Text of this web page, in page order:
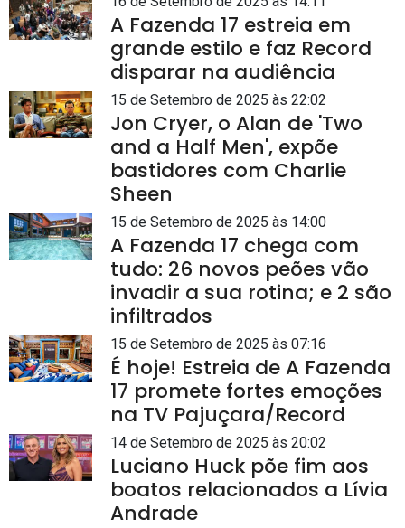
A Fazenda 17 estreia em
grande estilo e faz Record
disparar na audiência
15 de Setembro de 2025 às 22:02
Jon Cryer, o Alan de 'Two
and a Half Men', expõe
bastidores com Charlie
Sheen
15 de Setembro de 2025 às 14:00
A Fazenda 17 chega com
tudo: 26 novos peões vão
invadir a sua rotina; e 2 são
infiltrados
15 de Setembro de 2025 às 07:16
É hoje! Estreia de A Fazenda
17 promete fortes emoções
na TV Pajuçara/Record
14 de Setembro de 2025 às 20:02
Luciano Huck põe fim aos
boatos relacionados a Lívia
Andrade